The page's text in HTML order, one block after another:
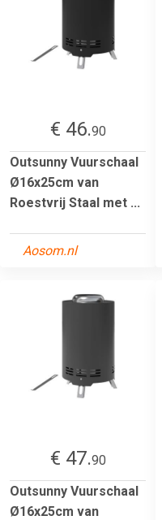
€ 46.90
Outsunny Vuurschaal
Ø16x25cm van
Roestvrij Staal met ...
Aosom.nl
€ 47.90
Outsunny Vuurschaal
Ø16x25cm van